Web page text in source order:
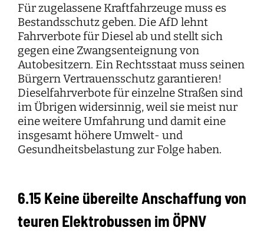
Für zugelassene Kraftfahrzeuge muss es
Bestandsschutz geben. Die AfD lehnt
Fahrverbote für Diesel ab und stellt sich
gegen eine Zwangsenteignung von
Autobesitzern. Ein Rechtsstaat muss seinen
Bürgern Vertrauensschutz garantieren!
Dieselfahrverbote für einzelne Straßen sind
im Übrigen widersinnig, weil sie meist nur
eine weitere Umfahrung und damit eine
insgesamt höhere Umwelt- und
Gesundheitsbelastung zur Folge haben.
6.15 Keine übereilte Anschaffung von
teuren Elektrobussen im ÖPNV